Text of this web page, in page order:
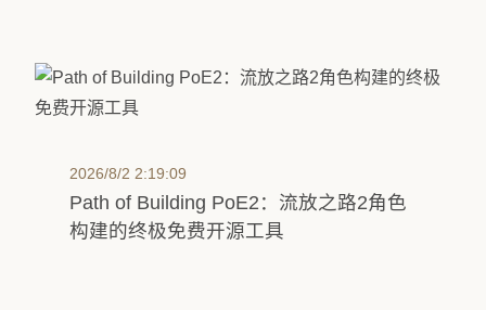
2026/8/2 2:19:09
Path of Building PoE2：流放之路2角色
构建的终极免费开源工具